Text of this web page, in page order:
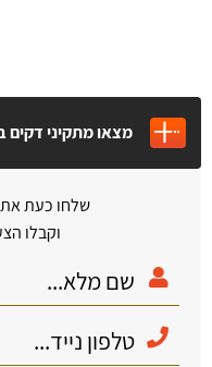
מצאו מתקיני דקים
שלחו כעת את
וקבלו